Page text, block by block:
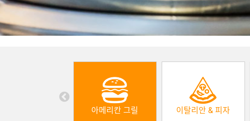
아메리칸 그릴 이탈리안 & 피자